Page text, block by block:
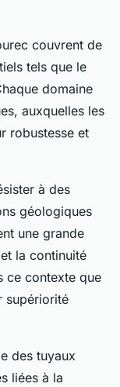
couvrent de
tels que le
domaine
auxquelles les
robustesse et
à des
géologiques
une grande
la continuité
ce contexte que
supériorité
des tuyaux
liées à la